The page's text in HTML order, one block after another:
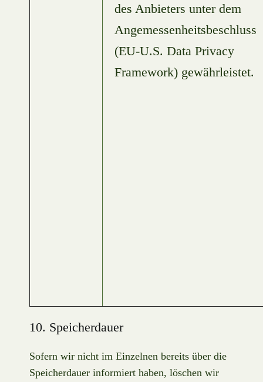
des Anbieters unter dem
Angemessenheitsbeschluss
(EU-U.S. Data Privacy
Framework) gewährleistet.​
10. Speicherdauer
Sofern wir nicht im Einzelnen bereits über die
Speicherdauer informiert haben, löschen wir